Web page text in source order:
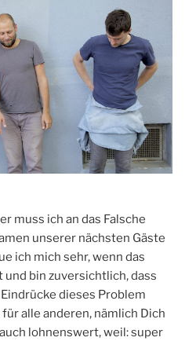
muss ich an das Falsche
unserer nächsten Gäste
ich mich sehr, wenn das
bin zuversichtlich, dass
dieses Problem
alle anderen, nämlich Dich
lohnenswert, weil: super